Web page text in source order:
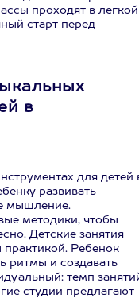
проходят в
старт перед
в
для детей
развивать
мышление.
методики, чтобы
Детские занятия
Ребенок
ритмы и создавать
темп
студии предлагают